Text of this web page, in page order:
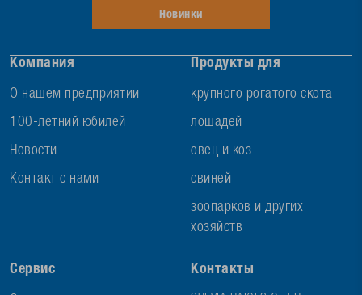
Компания
О нашем предприятии
100-летний юбилей
Новости
Контакт с нами
Продукты для
крупного рогатого скота
лошадей
овец и коз
свиней
зоопарков и других
хозяйств
Сервис Контакты
Новинки